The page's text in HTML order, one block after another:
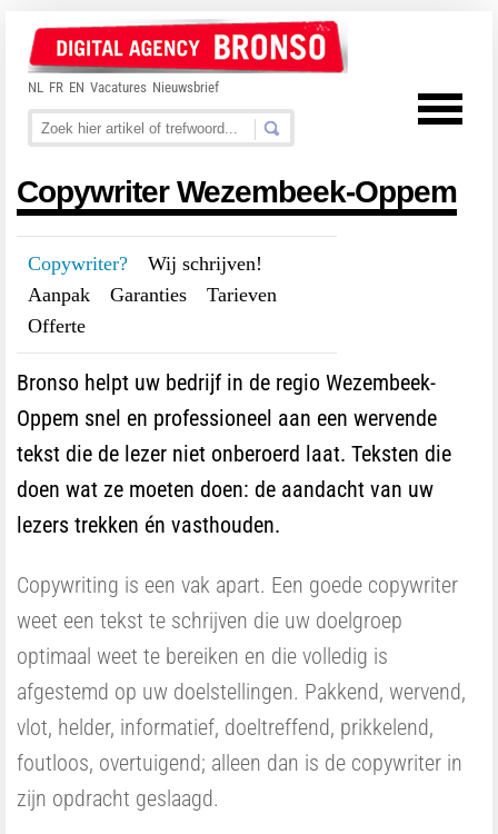
NL FR EN Vacatures Nieuwsbrief
Copywriter Wezembeek-Oppem
Copywriter? Wij schrijven!
Aanpak
Garanties Tarieven
Offerte
Bronso helpt uw bedrijf in de regio Wezembeek-
Oppem snel en professioneel aan een wervende
tekst die de lezer niet onberoerd laat. Teksten die
doen wat ze moeten doen: de aandacht van uw
lezers trekken én vasthouden.
Copywriting is een vak apart. Een goede copywriter
weet een tekst te schrijven die uw doelgroep
optimaal weet te bereiken en die volledig is
afgestemd op uw doelstellingen. Pakkend, wervend,
vlot, helder, informatief, doeltreffend, prikkelend,
foutloos, overtuigend; alleen dan is de copywriter in
zijn opdracht geslaagd.